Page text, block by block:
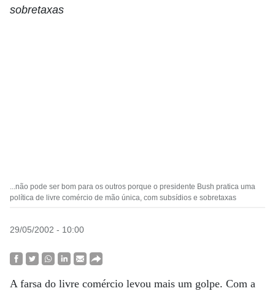
sobretaxas
...não pode ser bom para os outros porque o presidente Bush pratica uma
política de livre comércio de mão única, com subsídios e sobretaxas
29/05/2002 - 10:00
A farsa do livre comércio levou mais um golpe. Com a